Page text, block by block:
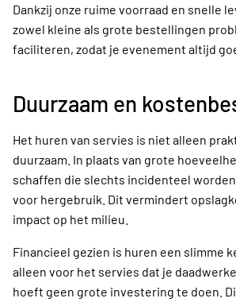
Dankzij onze ruime voorraad en snelle
zowel kleine als grote bestellingen
faciliteren, zodat je evenement altijd
Duurzaam en
Het huren van servies is niet alleen
duurzaam. In plaats van grote
schaffen die slechts incidenteel
voor hergebruik. Dit vermindert
impact op het milieu.
Financieel gezien is huren een slimme
alleen voor het servies dat je
hoeft geen grote investering te doen.